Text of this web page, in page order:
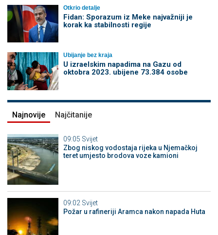
Otkrio detalje
Fidan: Sporazum iz Meke najvažniji je
korak ka stabilnosti regije
Ubijanje bez kraja
U izraelskim napadima na Gazu od
oktobra 2023. ubijene 73.384 osobe
Najnovije Najčitanije
09:05 Svijet
Zbog niskog vodostaja rijeka u Njemačkoj
teret umjesto brodova voze kamioni
09:02 Svijet
Požar u rafineriji Aramca nakon napada Huta